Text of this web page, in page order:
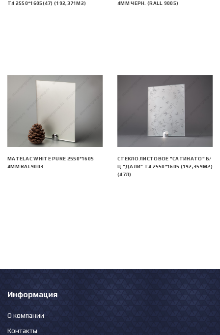
Т4 2550*1605(47) (192,371М2)
4ММ ЧЕРН. (RALL 9005)
MATELAC WHITE PURE 2550*1605
4ММ RAL9003
СТЕКЛО ЛИСТОВОЕ "САТИНАТО" Б/
Ц "ДАЛИ" Т4 2550*1605 (192,359М2)
(47Л)
Информация
О компании
Контакты